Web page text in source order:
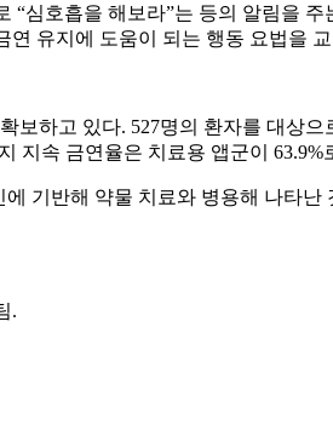
“심호흡을 해보라”는 등의 알림을 주
연 유지에 도움이 되는 행동 요법을
보하고 있다. 527명의 환자를 대상
지속 금연율은 치료용 앱군이
기반해 약물 치료와 병용해 나타
.